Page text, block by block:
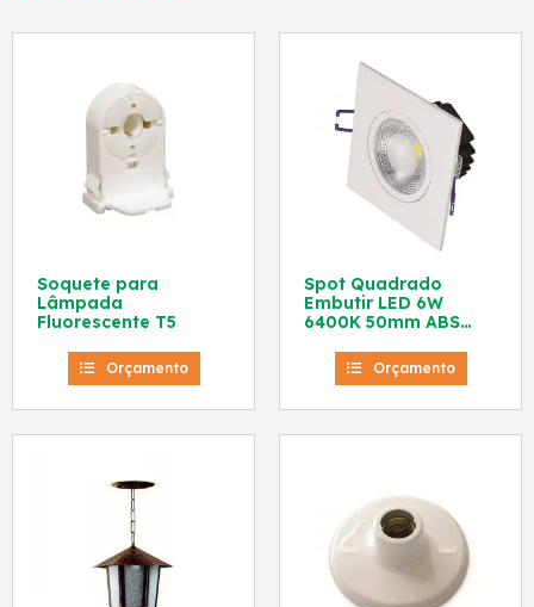
Soquete para
Lâmpada
Fluorescente T5
Orçamento
Spot Quadrado
Embutir LED 6W
6400K 50mm ABS
BlumenauOrçamento